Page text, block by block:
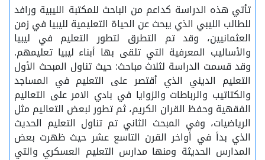
تأتي هذه الدراسة كداعم من الباحث للمكتبة الليبية ورافد
للطالب الليبي الذي يبحث عن الحياة التعليمية لليبيا في زمن
العثمانيين، وقد تم التطرق لتطور التعليم في ليبيا
والأساليب المعرفية التي تلقى بها أبناء ليبيا تعليمهم.
وقد قسمت الدراسة لثلاث مباحث: حيث تناول المبحث الأول
التعليم الديني الذي أقتصر على التعليم في المساجد
والكتاتيب والرباطات والزوايا في بادي الامر على التعاليم
الفقهية وحفظ القران الكريم، ثم تطور لبعض التعاليم مثل
الرياضيات، وفي المبحث الثاني تم تناول التعليم الحديث
الذي بدأ في أواخر القرن التاسع عشر حيث ظهرت بعض
المدارس الحديثة ومنها مدارس التعليم العسكري والتي